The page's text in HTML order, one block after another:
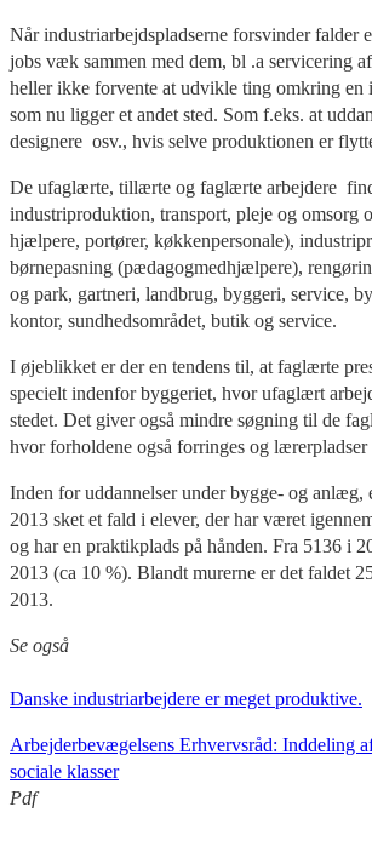
Når industriarbejdspladserne forsvinder falder
jobs væk sammen med dem, bl .a servicering
heller ikke forvente at udvikle ting omkring en
som nu ligger et andet sted. Som f.eks. at
designere osv., hvis selve produktionen er
De ufaglærte, tillærte og faglærte arbejdere
industriproduktion, transport, pleje og omsorg
hjælpere, portører, køkkenpersonale),
børnepasning (pædagogmedhjælpere),
og park, gartneri, landbrug, byggeri, service,
kontor, sundhedsområdet, butik og service.
I øjeblikket er der en tendens til, at faglærte
specielt indenfor byggeriet, hvor ufaglært
stedet. Det giver også mindre søgning til de
hvor forholdene også forringes og
Inden for uddannelser under bygge- og anlæg,
2013 sket et fald i elever, der har været
og har en praktikplads på hånden. Fra 5136 i
2013 (ca 10 %). Blandt murerne er det faldet
2013.
Se også
Danske industriarbejdere er meget produktive.
Arbejderbevægelsens Erhvervsråd: Inddeling
sociale klasser
Pdf